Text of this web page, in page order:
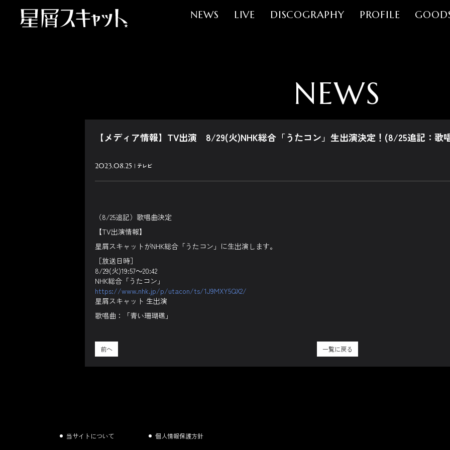
NEWS LIVE DISCOGRAPHY PROFILE
NEWS
【メディア情報】TV出演 8/29(火)NHK総合「うたコン」生出演決定！(8/25追記：歌
2023.08.25 テレビ
（8/25追記）歌唱曲決定
【TV出演情報】
星屑スキャットがNHK総合「うたコン」に生出演します。
［放送日時］
8/29(火)19:57～20:42
NHK総合「うたコン」
https://www.nhk.jp/p/utacon/ts/1J9MXY5QX2/
星屑スキャット 生出演
歌唱曲：「青い珊瑚礁」
前へ 一覧に戻る
当サイトについて 個人情報保護方針